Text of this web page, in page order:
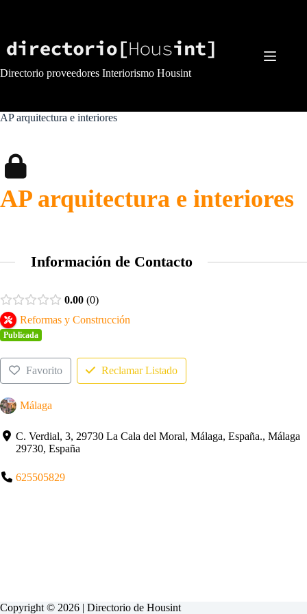
Directorio proveedores Interiorismo Housint
AP arquitectura e interiores
AP arquitectura e interiores
Información de Contacto
0.00 0
Reformas y Construcción
Publicada
Favorito Reclamar Listado
Málaga
C. Verdial, 3, 29730 La Cala del Moral, Málaga, España., Málaga
29730, España
625505829
Copyright © 2026 | Directorio de Housint